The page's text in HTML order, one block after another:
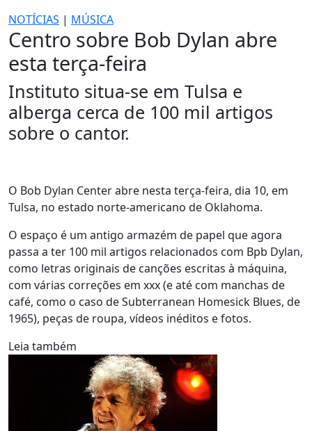
NOTÍCIAS | MÚSICA
Centro sobre Bob Dylan abre
esta terça-feira
Instituto situa-se em Tulsa e
alberga cerca de 100 mil artigos
sobre o cantor.
O Bob Dylan Center abre nesta terça-feira, dia 10, em
Tulsa, no estado norte-americano de Oklahoma.
O espaço é um antigo armazém de papel que agora
passa a ter 100 mil artigos relacionados com Bpb Dylan,
como letras originais de canções escritas à máquina,
com várias correções em xxx (e até com manchas de
café, como o caso de Subterranean Homesick Blues, de
1965), peças de roupa, vídeos inéditos e fotos.
Leia também